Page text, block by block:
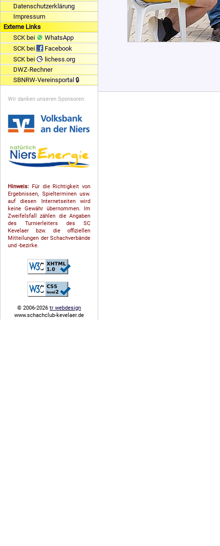
Datenschutzerklärung
Impressum
Externe Links
SCK bei
WhatsApp
SCK bei
Facebook
SCK bei
lichess.org
DWZ-Rechner
SBNRW-Vereinsportal 🔒
Wir danken unseren Sponsoren:
Hinweis: Für die Richtigkeit von
Ergebnissen, Spielterminen usw.
auf diesen Internetseiten wird
keine Gewähr übernommen. Im
Zweifelsfall zählen die Angaben
des Turnierleiters des SC
Kevelaer bzw. die offiziellen
Mitteilungen der Schach­ver­bände
und -bezirke.
© 2006-2026 tr webdesign
www.schachclub-kevelaer.de